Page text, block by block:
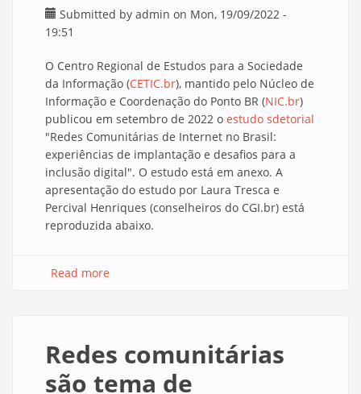
Submitted by admin on Mon, 19/09/2022 -
19:51
O Centro Regional de Estudos para a Sociedade
da Informação (CETIC.br), mantido pelo Núcleo de
Informação e Coordenação do Ponto BR (NIC.br)
publicou em setembro de 2022 o estudo sdetorial
"Redes Comunitárias de Internet no Brasil:
experiências de implantação e desafios para a
inclusão digital". O estudo está em anexo. A
apresentação do estudo por Laura Tresca e
Percival Henriques (conselheiros do CGI.br) está
reproduzida abaixo.
Read more
Redes comunitárias
são tema de